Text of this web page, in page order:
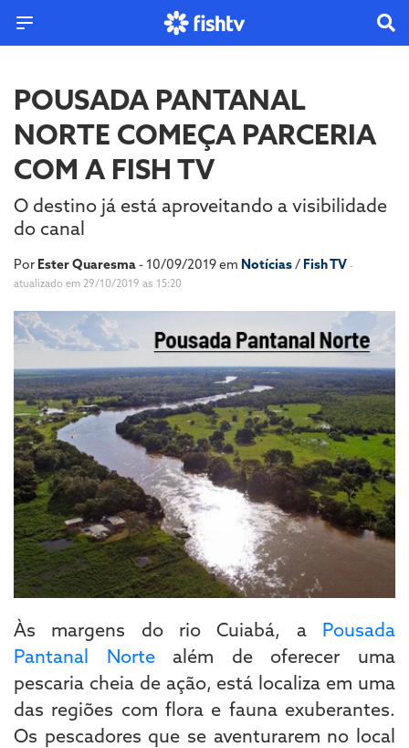
POUSADA PANTANAL
NORTE COMEÇA PARCERIA
COM A FISH TV
O destino já está aproveitando a visibilidade
do canal
Por Ester Quaresma- 10/09/2019 em Notícias/ Fish TV -
atualizado em 29/10/2019 as 15:20
Às margens do rio Cuiabá, a Pousada
Pantanal Nortealém de oferecer uma
pescaria cheia de ação, está localiza em uma
das regiões com flora e fauna exuberantes.
Os pescadores que se aventurarem no local